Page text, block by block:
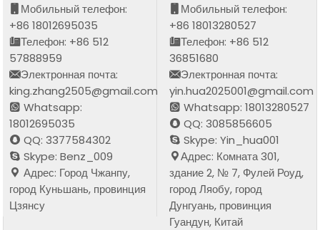
Мобильный телефон:
+86 18012695035
Телефон: +86 512
57888959
Электронная почта:
king.zhang2505@gmail.com
Whatsapp:
18012695035
QQ: 3377584302
Skype: Benz_009
Адрес: Город Чжанпу,
город Куньшань, провинция
Цзянсу
Мобильный телефон:
+86 18013280527
Телефон: +86 512
36851680
Электронная почта:
yin.hua2025001@gmail.com
Whatsapp: 18013280527
QQ: 3085856605
Skype: Yin_hua001
Адрес: Комната 301,
здание 2, № 7, Фулей Роуд,
город Ляобу, город
Дунгуань, провинция
Гуандун, Китай